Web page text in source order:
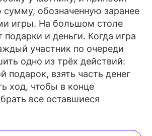
сумму, обозначенную заранее
игры. На большом столе
и деньги. Когда игра
участник по очереди
одно из трёх действий:
подарок, взять часть денег
ход, чтобы в конце
все оставшиеся